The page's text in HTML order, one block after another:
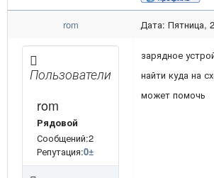
rom Дата: Пятница,
Пользователи
rom
Рядовой
Сообщений:2
Репутация:0±
зарядное
найти куда на
может помочь